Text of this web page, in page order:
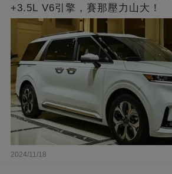
+3.5L V6引擎，賽那壓力山大！
2024/11/18